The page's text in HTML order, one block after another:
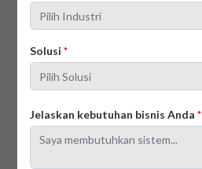
Solusi*
Jelaskan kebutuhan bisnis Anda*
Perusahaan